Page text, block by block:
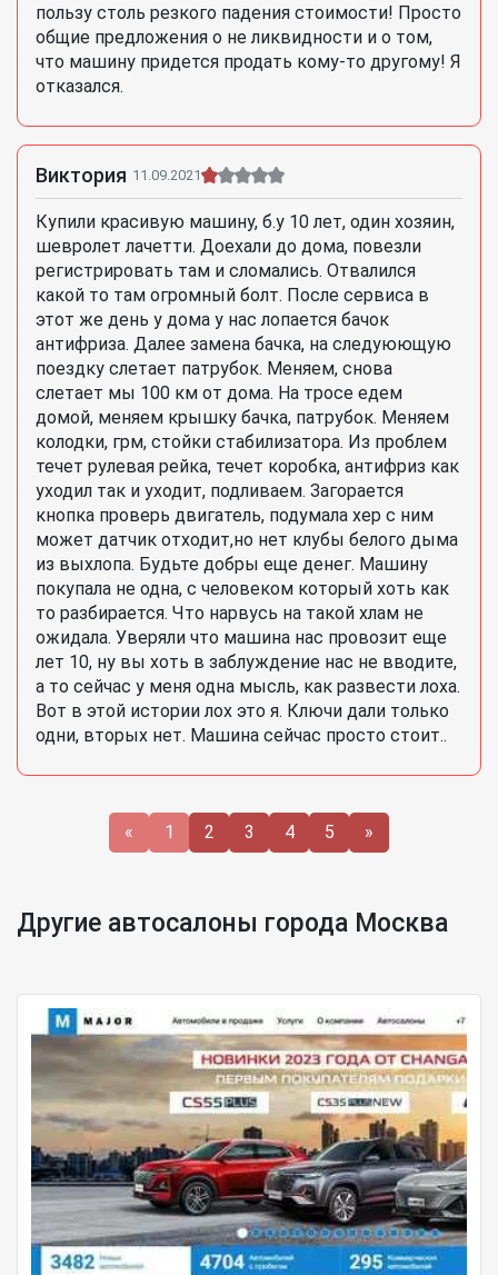
пользу столь резкого падения стоимости! Просто
общие предложения о не ликвидности и о том,
что машину придется продать кому-то другому! Я
отказался.
Виктория 11.09.2021
Купили красивую машину, б.у 10 лет, один хозяин,
шевролет лачетти. Доехали до дома, повезли
регистрировать там и сломались. Отвалился
какой то там огромный болт. После сервиса в
этот же день у дома у нас лопается бачок
антифриза. Далее замена бачка, на следуюющую
поездку слетает патрубок. Меняем, снова
слетает мы 100 км от дома. На тросе едем
домой, меняем крышку бачка, патрубок. Меняем
колодки, грм, стойки стабилизатора. Из проблем
течет рулевая рейка, течет коробка, антифриз как
уходил так и уходит, подливаем. Загорается
кнопка проверь двигатель, подумала хер с ним
может датчик отходит,но нет клубы белого дыма
из выхлопа. Будьте добры еще денег. Машину
покупала не одна, с человеком который хоть как
то разбирается. Что нарвусь на такой хлам не
ожидала. Уверяли что машина нас провозит еще
лет 10, ну вы хоть в заблуждение нас не вводите,
а то сейчас у меня одна мысль, как развести лоха.
Вот в этой истории лох это я. Ключи дали только
одни, вторых нет. Машина сейчас просто стоит..
« 1 2 3 4 5 »
Другие автосалоны города Москва